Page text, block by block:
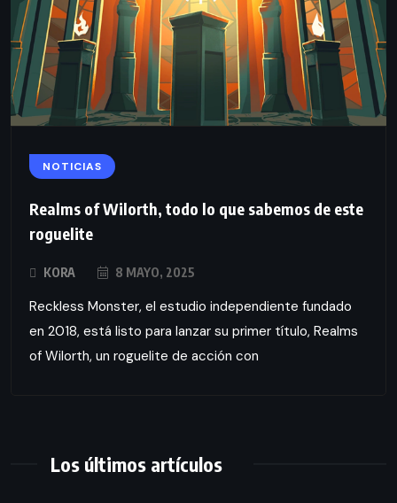
NOTICIAS
Realms of Wilorth, todo lo que sabemos de este
roguelite
KORA 8 MAYO, 2025
Reckless Monster, el estudio independiente fundado
en 2018, está listo para lanzar su primer título, Realms
of Wilorth, un roguelite de acción con
Los últimos artículos